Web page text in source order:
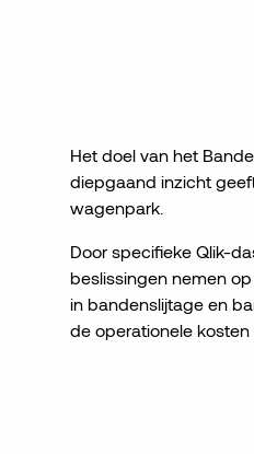
Het doel van het
diepgaand inzicht
wagenpark.
Door specifieke Qlik-
beslissingen nemen
in bandenslijtage en
de operationele